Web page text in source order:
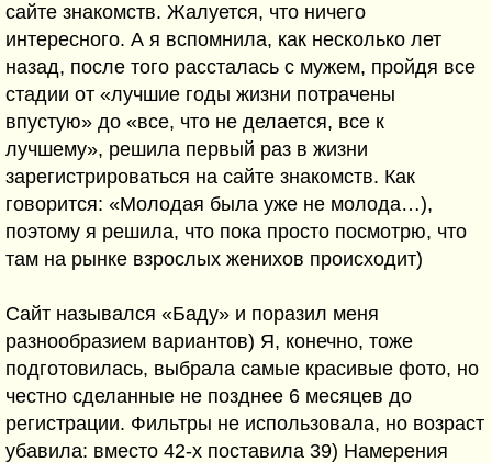
сайте знакомств. Жалуется, что ничего
интересного. А я вспомнила, как несколько лет
назад, после того рассталась с мужем, пройдя все
стадии от «лучшие годы жизни потрачены
впустую» до «все, что не делается, все к
лучшему», решила первый раз в жизни
зарегистрироваться на сайте знакомств. Как
говорится: «Молодая была уже не молода…),
поэтому я решила, что пока просто посмотрю, что
там на рынке взрослых женихов происходит)
Сайт назывался «Баду» и поразил меня
разнообразием вариантов) Я, конечно, тоже
подготовилась, выбрала самые красивые фото, но
честно сделанные не позднее 6 месяцев до
регистрации. Фильтры не использовала, но возраст
убавила: вместо 42-х поставила 39) Намерения